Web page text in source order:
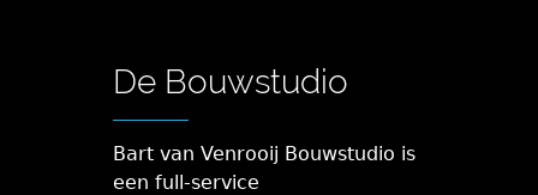
De Bouwstudio
Bart van Venrooij Bouwstudio is
een full-service